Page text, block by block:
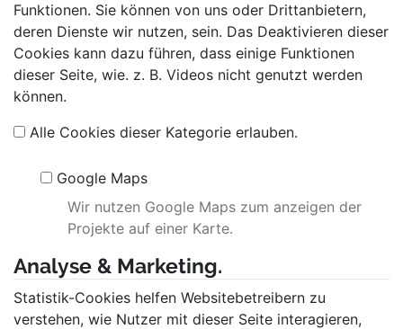
Funktionen. Sie können von uns oder Drittanbietern,
deren Dienste wir nutzen, sein. Das Deaktivieren dieser
Cookies kann dazu führen, dass einige Funktionen
dieser Seite, wie. z. B. Videos nicht genutzt werden
können.
Alle Cookies dieser Kategorie erlauben.
Google Maps
Wir nutzen Google Maps zum anzeigen der
Projekte auf einer Karte.
Analyse & Marketing.
Statistik-Cookies helfen Websitebetreibern zu
verstehen, wie Nutzer mit dieser Seite interagieren,